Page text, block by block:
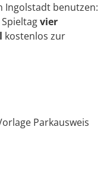
Ingolstadt benutzen:
vier
kostenlos zur
Parkausweis